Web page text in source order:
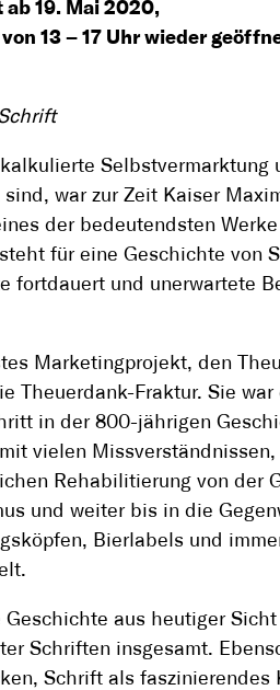
ab 19. Mai 2020,
13 – 17 Uhr wieder
Selbstvermarktung
war zur Zeit Kaiser
der bedeutendsten
für eine Geschichte von
fortdauert und unerwartete
Marketingprojekt, den
Theuerdank-Fraktur. Sie war
in der 800-jährigen
vielen
Rehabilitierung von der
und weiter bis in die
Bierlabels und
aus heutiger Sicht
Schriften insgesamt.
Schrift als faszinierendes